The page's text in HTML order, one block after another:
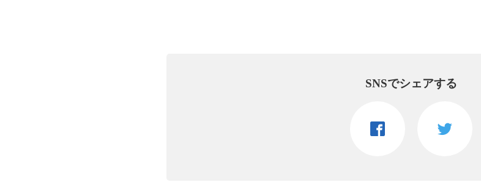
SNSでシェアする